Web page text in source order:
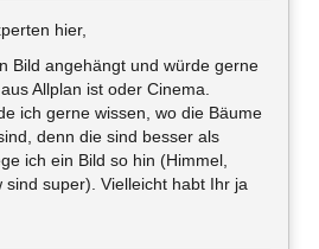
hier,
Bild angehängt und würde gerne
Allplan ist oder Cinema.
ich gerne wissen, wo die Bäume
denn die sind besser als
ich ein Bild so hin (Himmel,
sind super). Vielleicht habt Ihr ja